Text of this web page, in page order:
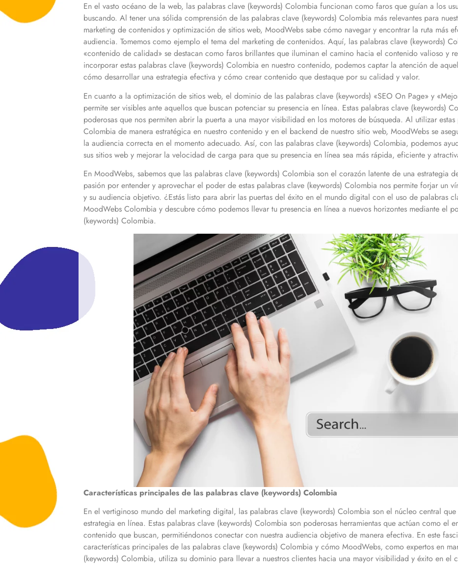
En el vasto océano de la web, las palabras clave (keywords) Colombia funcionan como faros que guían a los
buscando. Al tener una sólida comprensión de las palabras clave (keywords) Colombia más relevantes para
marketing de contenidos y optimización de sitios web, MoodWebs sabe cómo navegar y encontrar la ruta más
audiencia. Tomemos como ejemplo el tema del marketing de contenidos. Aquí, las palabras clave (keywords)
«contenido de calidad» se destacan como faros brillantes que iluminan el camino hacia el contenido valioso y
incorporar estas palabras clave (keywords) Colombia en nuestro contenido, podemos captar la atención de
cómo desarrollar una estrategia efectiva y cómo crear contenido que destaque por su calidad y valor.
En cuanto a la optimización de sitios web, el dominio de las palabras clave (keywords) «SEO On Page» y
permite ser visibles ante aquellos que buscan potenciar su presencia en línea. Estas palabras clave (keywords)
poderosas que nos permiten abrir la puerta a una mayor visibilidad en los motores de búsqueda. Al utilizar estas
Colombia de manera estratégica en nuestro contenido y en el backend de nuestro sitio web, MoodWebs se
la audiencia correcta en el momento adecuado. Así, con las palabras clave (keywords) Colombia, podemos
sus sitios web y mejorar la velocidad de carga para que su presencia en línea sea más rápida, eficiente y
En MoodWebs, sabemos que las palabras clave (keywords) Colombia son el corazón latente de una estrategia
pasión por entender y aprovechar el poder de estas palabras clave (keywords) Colombia nos permite forjar un
y su audiencia objetivo. ¿Estás listo para abrir las puertas del éxito en el mundo digital con el uso de palabras
MoodWebs Colombia y descubre cómo podemos llevar tu presencia en línea a nuevos horizontes mediante el
(keywords) Colombia.
Características principales de las palabras clave (keywords) Colombia
En el vertiginoso mundo del marketing digital, las palabras clave (keywords) Colombia son el núcleo central
estrategia en línea. Estas palabras clave (keywords) Colombia son poderosas herramientas que actúan como el
contenido que buscan, permitiéndonos conectar con nuestra audiencia objetivo de manera efectiva. En este
características principales de las palabras clave (keywords) Colombia y cómo MoodWebs, como expertos en
(keywords) Colombia, utiliza su dominio para llevar a nuestros clientes hacia una mayor visibilidad y éxito en el